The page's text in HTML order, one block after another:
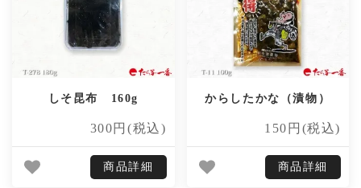
しそ昆布 160g
300円(税込)
商品詳細
からしたかな（漬物）
150円(税込)
商品詳細